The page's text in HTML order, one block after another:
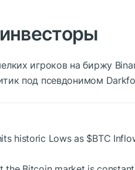
игроков на биржу
под псевдонимом
historic Lows as $BTC